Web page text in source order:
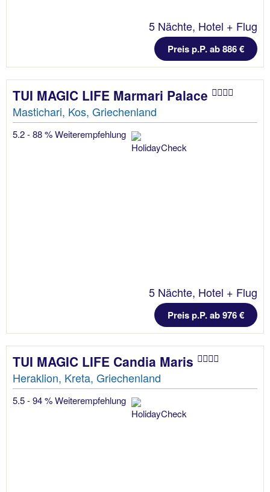
5 Nächte, Hotel + Flug
Preis p.P. ab 886 €
TUI MAGIC LIFE Marmari Palace
Mastichari, Kos, Griechenland
5.2 - 88 % Weiterempfehlung
5 Nächte, Hotel + Flug
Preis p.P. ab 976 €
TUI MAGIC LIFE Candia Maris
Heraklion, Kreta, Griechenland
5.5 - 94 % Weiterempfehlung